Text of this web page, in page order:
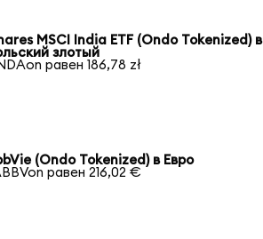
MSCI India ETF (Ondo Tokenized) в
злотый
равен 186,78 zł
(Ondo Tokenized) в Евро
равен 216,02 €